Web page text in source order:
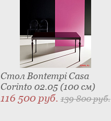
Стол Bontempi Casa
Corinto 02.05 (100 см)
116 500 руб. 139 800 руб.